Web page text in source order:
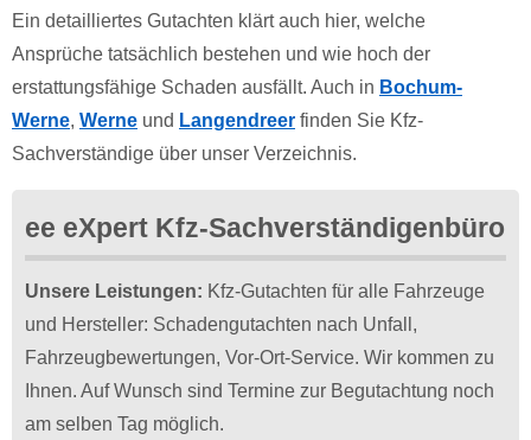
Ein detailliertes Gutachten klärt auch hier, welche
Ansprüche tatsächlich bestehen und wie hoch der
erstattungsfähige Schaden ausfällt. Auch in Bochum-
Werne, Werne und Langendreer finden Sie Kfz-
Sachverständige über unser Verzeichnis.
ee eXpert Kfz-Sachverständigenbüro
Unsere Leistungen: Kfz-Gutachten für alle Fahrzeuge
und Hersteller: Schadengutachten nach Unfall,
Fahrzeugbewertungen, Vor-Ort-Service. Wir kommen zu
Ihnen. Auf Wunsch sind Termine zur Begutachtung noch
am selben Tag möglich.